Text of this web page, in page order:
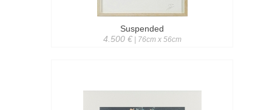
Suspended
4.500 €| 76cm x 56cm